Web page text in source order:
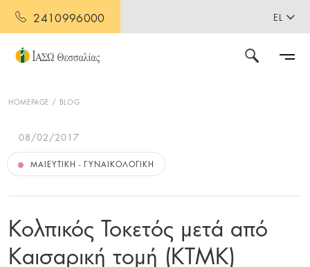
2410996000 EL
HOMEPAGE BLOG
08/02/2017
ΜΑΙΕΥΤΙΚΉ - ΓΥΝΑΙΚΟΛΟΓΙΚΉ
Κολπικός Τοκετός μετά από
Καισαρική τομή (ΚΤΜΚ)